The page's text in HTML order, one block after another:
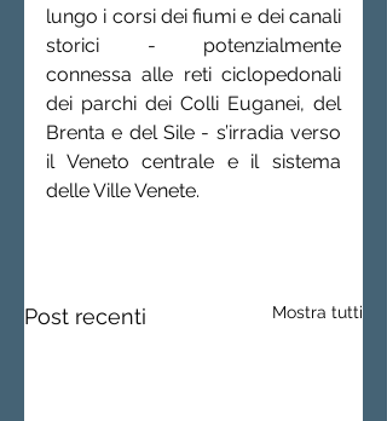
lungo i corsi dei fiumi e dei canali
storici - potenzialmente
connessa alle reti ciclopedonali
dei parchi dei Colli Euganei, del
Brenta e del Sile - s’irradia verso
il Veneto centrale e il sistema
delle Ville Venete.
Post recenti Mostra tutti